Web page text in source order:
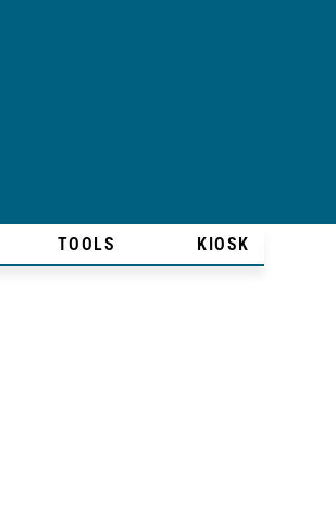
TOOLS KIOSK